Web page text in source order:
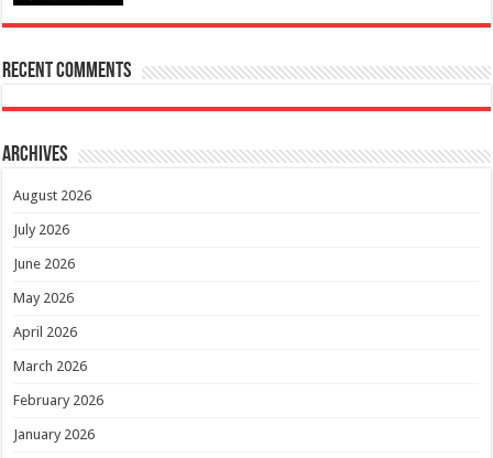
Recent Comments
Archives
August 2026
July 2026
June 2026
May 2026
April 2026
March 2026
February 2026
January 2026